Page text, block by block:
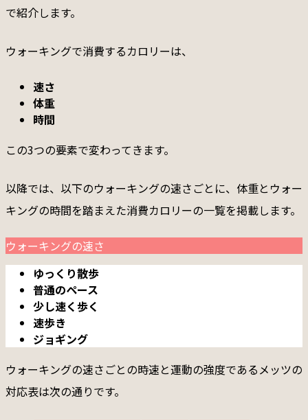
で紹介します。
ウォーキングで消費するカロリーは、
速さ
体重
時間
この3つの要素で変わってきます。
以降では、以下のウォーキングの速さごとに、体重とウォー
キングの時間を踏まえた消費カロリーの一覧を掲載します。
ウォーキングの速さ
ゆっくり散歩
普通のペース
少し速く歩く
速歩き
ジョギング
ウォーキングの速さごとの時速と運動の強度であるメッツの
対応表は次の通りです。